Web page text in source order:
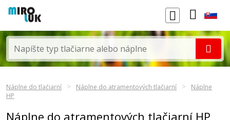
Náplne do tlačiarní Náplne do atramentových tlačiarní
Náplne
HP
Náplne do atramentových tlačiarní HP